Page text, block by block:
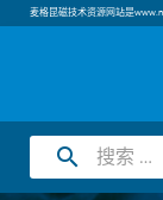
麦格昆磁技术资源网站是
search